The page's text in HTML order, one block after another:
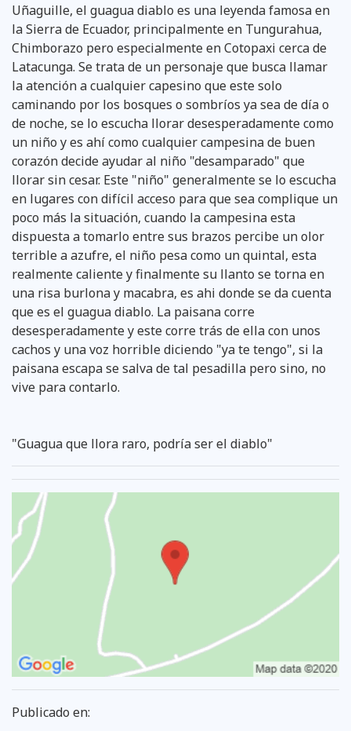
Uñaguille, el guagua diablo es una leyenda famosa en
la Sierra de Ecuador, principalmente en Tungurahua,
Chimborazo pero especialmente en Cotopaxi cerca de
Latacunga. Se trata de un personaje que busca llamar
la atención a cualquier capesino que este solo
caminando por los bosques o sombríos ya sea de día o
de noche, se lo escucha llorar desesperadamente como
un niño y es ahí como cualquier campesina de buen
corazón decide ayudar al niño "desamparado" que
llorar sin cesar. Este "niño" generalmente se lo escucha
en lugares con difícil acceso para que sea complique un
poco más la situación, cuando la campesina esta
dispuesta a tomarlo entre sus brazos percibe un olor
terrible a azufre, el niño pesa como un quintal, esta
realmente caliente y finalmente su llanto se torna en
una risa burlona y macabra, es ahi donde se da cuenta
que es el guagua diablo. La paisana corre
desesperadamente y este corre trás de ella con unos
cachos y una voz horrible diciendo "ya te tengo", si la
paisana escapa se salva de tal pesadilla pero sino, no
vive para contarlo.
"Guagua que llora raro, podría ser el diablo"
Publicado en: